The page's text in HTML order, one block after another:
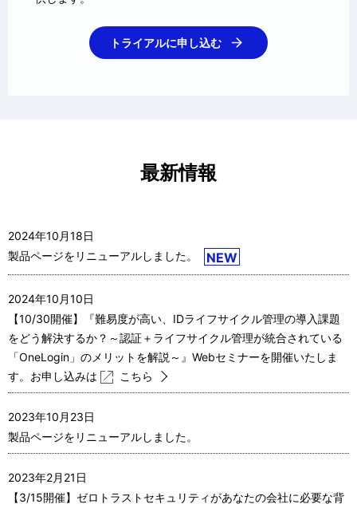
トライアルに申し込む
最新情報
2024年10月18日
製品ページをリニューアルしました。
NEW
2024年10月10日
【10/30開催】『難易度が高い、IDライフサイクル管理の導入課題
をどう解決するか？～認証＋ライフサイクル管理が統合されている
「OneLogin」のメリットを解説～』Webセミナーを開催いたしま
す。お申し込みは
こちら
2023年10月23日
製品ページをリニューアルしました。
2023年2月21日
【3/15開催】ゼロトラストセキュリティがあなたの会社に必要な背